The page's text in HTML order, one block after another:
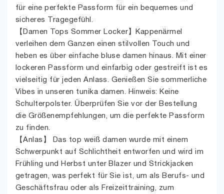
für eine perfekte Passform für ein bequemes und
sicheres Tragegefühl.
【Damen Tops Sommer Locker】Kappenärmel
verleihen dem Ganzen einen stilvollen Touch und
heben es über einfache bluse damen hinaus. Mit einer
lockeren Passform und einfarbig oder gestreift ist es
vielseitig für jeden Anlass. Genießen Sie sommerliche
Vibes in unseren tunika damen. Hinweis: Keine
Schulterpolster. Überprüfen Sie vor der Bestellung
die Größenempfehlungen, um die perfekte Passform
zu finden.
【Anlas】 Das top weiß damen wurde mit einem
Schwerpunkt auf Schlichtheit entworfen und wird im
Frühling und Herbst unter Blazer und Strickjacken
getragen, was perfekt für Sie ist, um als Berufs- und
Geschäftsfrau oder als Freizeittraining, zum